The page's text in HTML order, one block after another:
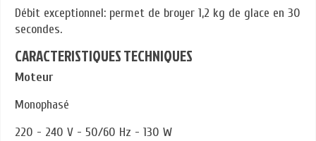
Débit exceptionnel: permet de broyer 1,2 kg de glace en 30
secondes.
CARACTERISTIQUES TECHNIQUES
Moteur
Monophasé
220 - 240 V - 50/60 Hz - 130 W